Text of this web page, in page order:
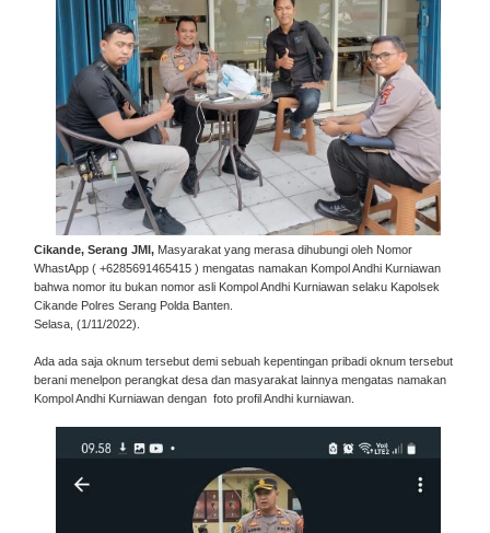
Cikande, Serang JMI, Masyarakat yang merasa dihubungi oleh Nomor
WhastApp ( +6285691465415 ) mengatas namakan Kompol Andhi Kurniawan
bahwa nomor itu bukan nomor asli Kompol Andhi Kurniawan selaku Kapolsek
Cikande Polres Serang Polda Banten.
Selasa, (1/11/2022).
Ada ada saja oknum tersebut demi sebuah kepentingan pribadi oknum tersebut
berani menelpon perangkat desa dan masyarakat lainnya mengatas namakan
Kompol Andhi Kurniawan dengan foto profil Andhi kurniawan.